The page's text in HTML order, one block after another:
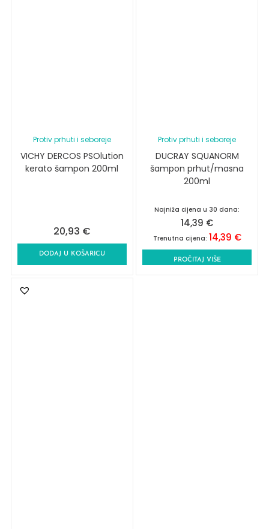
Protiv prhuti i seboreje
VICHY DERCOS PSOlution
kerato šampon 200ml
20,93 €
DODAJ U KOŠARICU
Protiv prhuti i seboreje
DUCRAY SQUANORM
šampon prhut/masna
200ml
Najniža cijena u 30 dana:
14,39 €
Trenutna cijena: 14,39 €
PROČITAJ VIŠE